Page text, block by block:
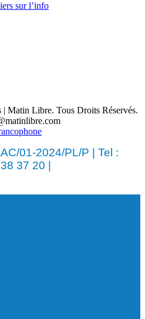
sur l’info
Matin Libre. Tous Droits Réservés.
01-2024/PL/P | Tel :
37 20 |